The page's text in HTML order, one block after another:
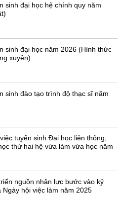
sinh đại học hệ chính quy năm
sinh đại học năm 2026 (Hình thức
xuyên)
sinh đào tạo trình độ thạc sĩ năm
tuyển sinh Đại học liên thông;
thứ hai hệ vừa làm vừa học năm
nguồn nhân lực bước vào kỷ
Ngày hội việc làm năm 2025